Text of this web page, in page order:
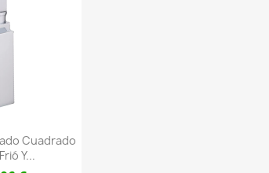
Cuadrado
Y...